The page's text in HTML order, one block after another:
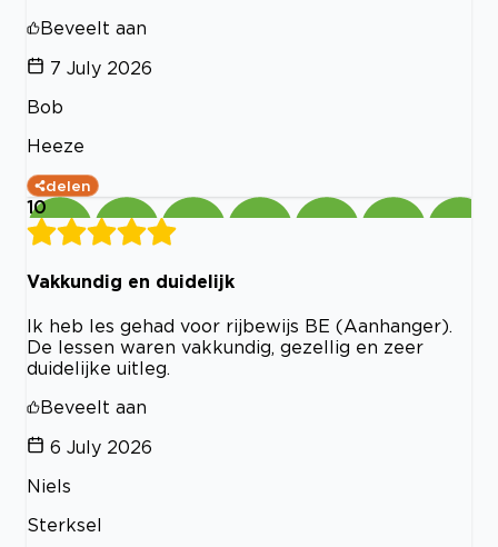
Beveelt aan
7 July 2026
Bob
Heeze
delen
10
Vakkundig en duidelijk
Ik heb les gehad voor rijbewijs BE (Aanhanger).
De lessen waren vakkundig, gezellig en zeer
duidelijke uitleg.
Beveelt aan
6 July 2026
Niels
Sterksel